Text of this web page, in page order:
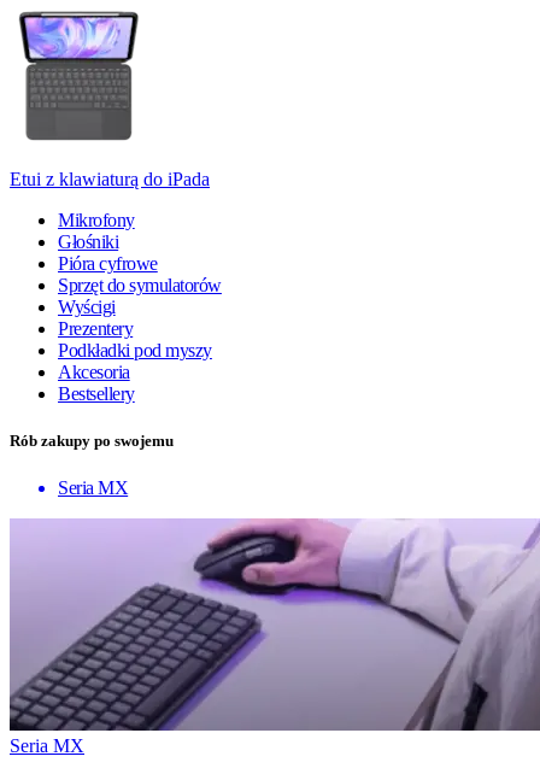
Etui z klawiaturą do iPada
Mikrofony
Głośniki
Pióra cyfrowe
Sprzęt do symulatorów
Wyścigi
Prezentery
Podkładki pod myszy
Akcesoria
Bestsellery
Rób zakupy po swojemu
Seria MX
Seria MX